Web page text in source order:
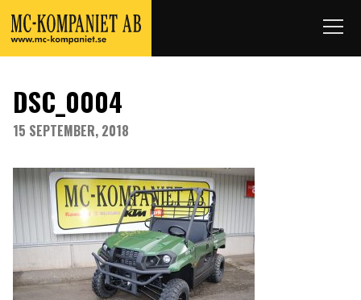
DSC_0004
15 SEPTEMBER, 2018